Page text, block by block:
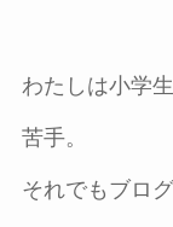
わたしは小学
苦手。
それでもブロ